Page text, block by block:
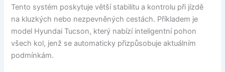
Tento systém poskytuje větší stabilitu a kontrolu při jízdě
na kluzkých nebo nezpevněných cestách. Příkladem je
model Hyundai Tucson, který nabízí inteligentní pohon
všech kol, jenž se automaticky přizpůsobuje aktuálním
podmínkám.